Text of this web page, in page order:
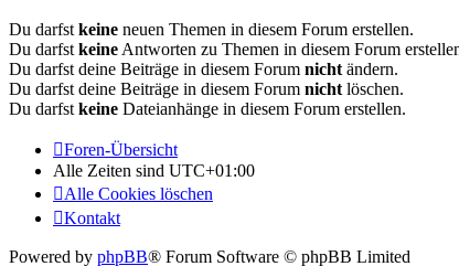
Du darfst keine neuen Themen in diesem Forum erstellen.
Du darfst keine Antworten zu Themen in diesem Forum
Du darfst deine Beiträge in diesem Forum nicht ändern.
Du darfst deine Beiträge in diesem Forum nicht löschen.
Du darfst keine Dateianhänge in diesem Forum erstellen.
Foren-Übersicht
Alle Zeiten sind UTC+01:00
Alle Cookies löschen
Kontakt
Powered by phpBB® Forum Software © phpBB Limited